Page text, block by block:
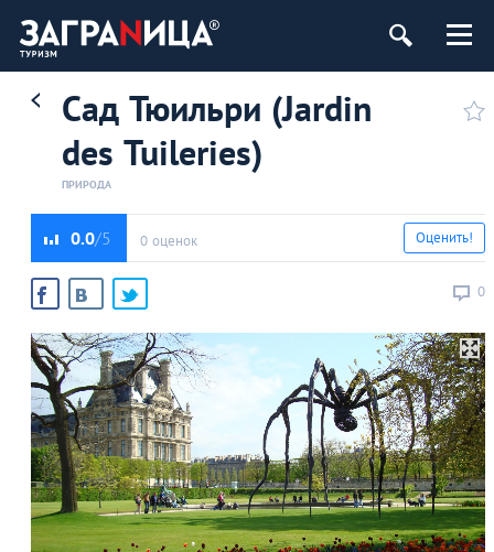
Сад Тюильри (Jardin
des Tuileries)
ПРИРОДА
0.0 0 оценок
0
Оценить!